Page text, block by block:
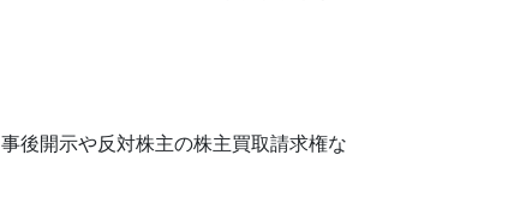
後開示や反対株主の株主買取請求権な